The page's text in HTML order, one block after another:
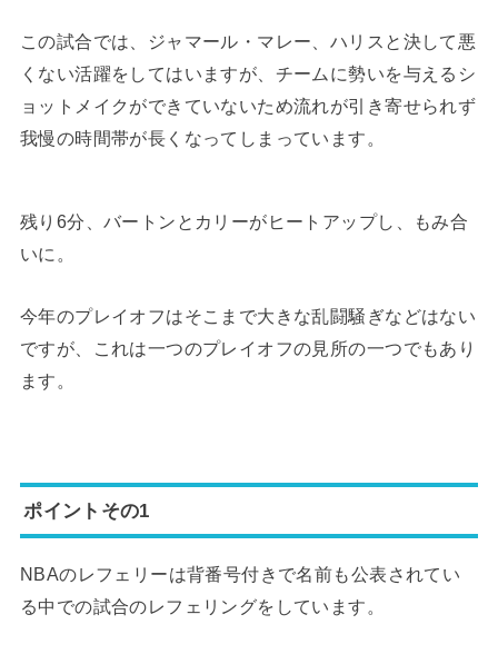
この試合では、ジャマール・マレー、ハリスと決して悪
くない活躍をしてはいますが、チームに勢いを与えるシ
ョットメイクができていないため流れが引き寄せられず
我慢の時間帯が長くなってしまっています。
残り6分、バートンとカリーがヒートアップし、もみ合
いに。
今年のプレイオフはそこまで大きな乱闘騒ぎなどはない
ですが、これは一つのプレイオフの見所の一つでもあり
ます。
ポイントその1
NBAのレフェリーは背番号付きで名前も公表されてい
る中での試合のレフェリングをしています。